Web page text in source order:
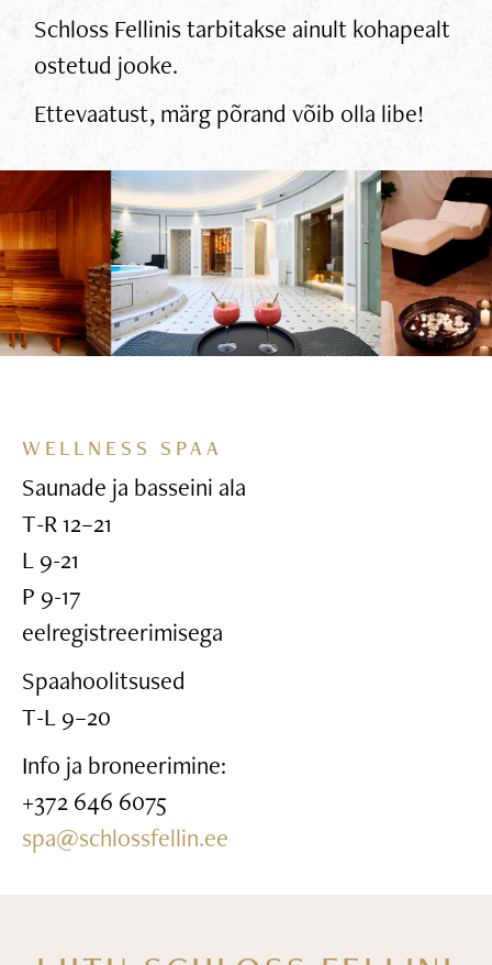
Schloss Fellinis tarbitakse ainult kohapealt
ostetud jooke.
Ettevaatust, märg põrand võib olla libe!
WELLNESS SPAA
Saunade ja basseini ala
T-R 12–21
L 9-21
P 9-17
eelregistreerimisega
Spaahoolitsused
T-L 9–20
Info ja broneerimine:
+372 646 6075
spa@schlossfellin.ee